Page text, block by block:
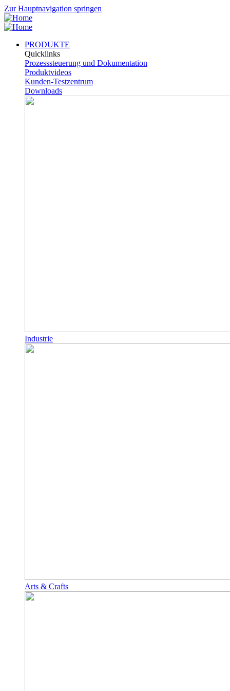
Zur Hauptnavigation springen
PRODUKTE
Quicklinks
Prozesssteuerung und Dokumentation
Produktvideos
Kunden-Testzentrum
Downloads
Industrie
Arts & Crafts